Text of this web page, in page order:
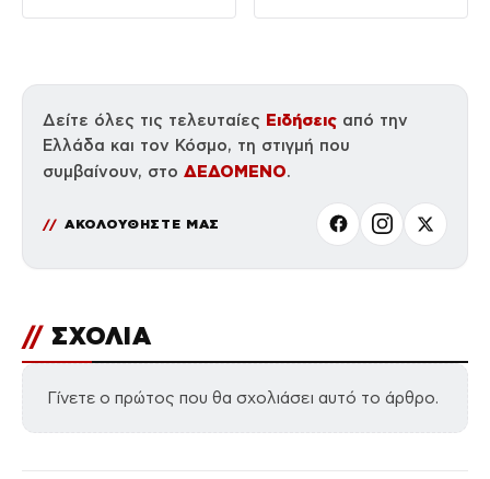
Δείτε όλες τις τελευταίες Ειδήσεις από την
Ελλάδα και τον Κόσμο, τη στιγμή που
συμβαίνουν, στο ΔΕΔΟΜΕΝΟ.
ΑΚΟΛΟΥΘΗΣΤΕ ΜΑΣ
// ΣΧΟΛΙΑ
Γίνετε ο πρώτος που θα σχολιάσει αυτό το άρθρο.